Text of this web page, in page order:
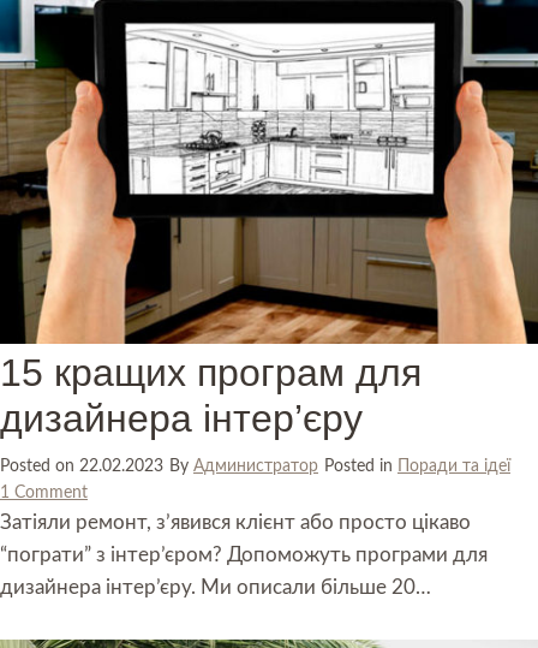
15 кращих програм для
дизайнера інтер’єру
Posted on 22.02.2023 By Администратор Posted in
Поради та ідеї
1 Comment
Затіяли ремонт, з’явився клієнт або просто цікаво
“пограти” з інтер’єром? Допоможуть програми для
дизайнера інтер’єру. Ми описали більше 20…